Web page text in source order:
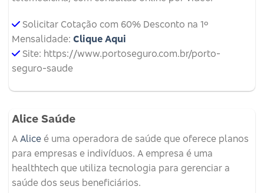
Solicitar Cotação com 60% Desconto na 1º
Mensalidade: Clique Aqui
Site: https://www.portoseguro.com.br/porto-
seguro-saude
Alice Saúde
A Alice é uma operadora de saúde que oferece planos
para empresas e indivíduos. A empresa é uma
healthtech que utiliza tecnologia para gerenciar a
saúde dos seus beneficiários.